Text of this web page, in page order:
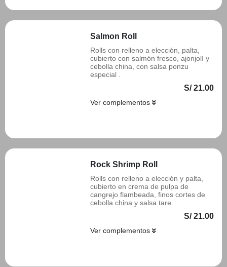
Salmon Roll
Rolls con relleno a elección, palta,
cubierto con salmón fresco, ajonjolí y
cebolla china, con salsa ponzu
especial .
S/ 21.00
Ver complementos
Rock Shrimp Roll
Rolls con relleno a elección y palta,
cubierto en crema de pulpa de
cangrejo flambeada, finos cortes de
cebolla china y salsa tare.
S/ 21.00
Ver complementos